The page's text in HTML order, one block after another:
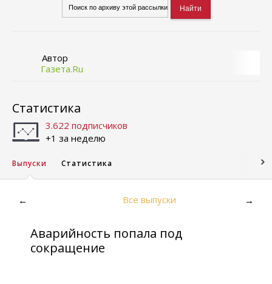
Автор
Газета.Ru
Статистика
3.622 подписчиков
+1 за неделю
Выпуски Статистика
← Все выпуски →
Аварийность попала под
сокращение